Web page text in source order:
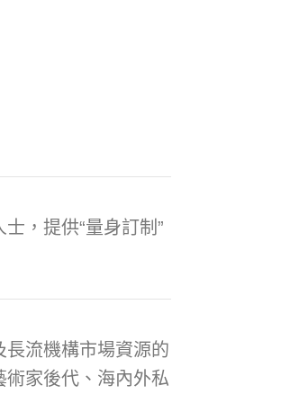
，提供“量身訂制”
長流機構市場資源的
家後代、海內外私